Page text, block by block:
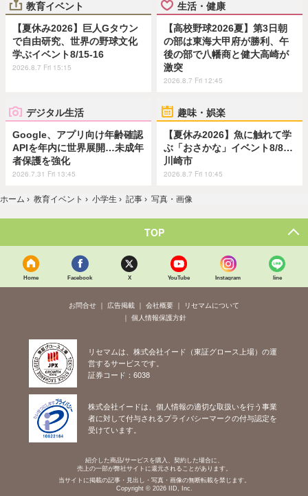
教育イベント
【夏休み2026】巨人Gタウン
で自由研究、世界の野球文化
学ぶイベント8/15-16
2026.8.7 Fri 15:15
生活・健康
【高校野球2026夏】第3日朝
の部は東海大甲府が勝利、午
後の部で八幡商と健大高崎が
激突
2026.8.7 Fri 12:45
デジタル生活
Google、アプリ向け年齢確認
APIを年内に世界展開…未成年
者保護を強化
2026.7.31 Fri 13:45
趣味・娯楽
【夏休み2026】魚に触れて学
ぶ「おさかな」イベント8/8…
川崎市
2026.8.7 Fri 10:45
ホーム › 教育イベント › 小学生 › 記事 › 写真・画像
TOP
Home Facebook X YouTube Instagram line
お問合せ 広告掲載 会社概要
リセマムについて
個人情報保護方針
リセマムは、株式会社イード（東証グロース上場）の運
営するサービスです。
証券コード：6038
株式会社イードは、個人情報の適切な取扱いを行う事業
者に対して付与されるプライバシーマークの付与認定を
受けています。
紹介した商品/サービスを購入、契約した場合に、
売上の一部が弊社サイトに還元されることがあります。
当サイトに掲載の記事・見出し・写真・画像の無断転載を禁じます。
Copyright © 2026 IID, Inc.